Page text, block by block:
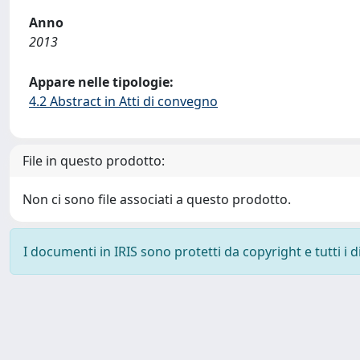
Anno
2013
Appare nelle tipologie:
4.2 Abstract in Atti di convegno
File in questo prodotto:
Non ci sono file associati a questo prodotto.
I documenti in IRIS sono protetti da copyright e tutti i